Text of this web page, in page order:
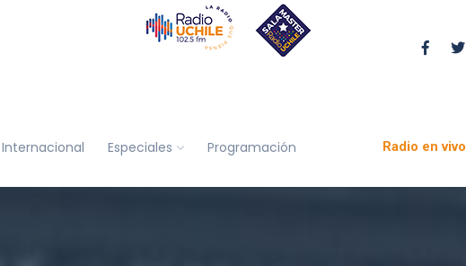
Internacional Especiales Programación Radio en vivo